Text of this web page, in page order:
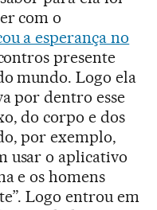
com o
a esperança no
presente
mundo. Logo ela
por dentro esse
do corpo e dos
por exemplo,
usar o aplicativo
e os homens
Logo entrou em